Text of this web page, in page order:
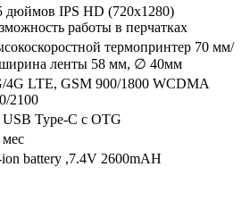
дюймов IPS HD (720x1280)
работы в перчатках
термопринтер 70 мм/
ленты 58 мм, ∅ 40мм
4G LTE, GSM 900/1800 WCDMA
2100
Type-C с OTG
мес
battery ,7.4V 2600mAH